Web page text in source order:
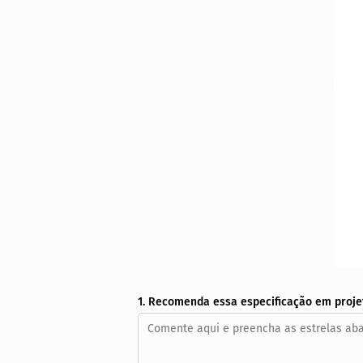
1. Recomenda essa especificação em